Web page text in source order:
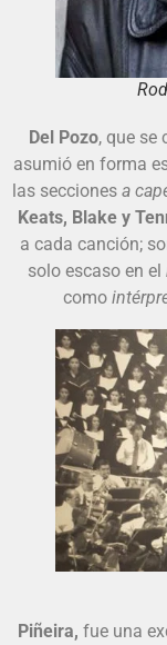
Del Pozo, que se
asumió en forma
las secciones a
Keats, Blake y
a cada canción;
solo escaso en el
como
Piñeira, fue una